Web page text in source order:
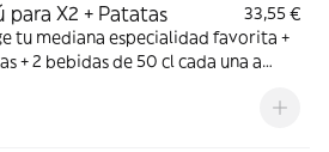
para X2 + Patatas
33,55 €
tu mediana especialidad favorita +
+ 2 bebidas de 50 cl cada una a
de naranja, Fuze tea o Aquarius de